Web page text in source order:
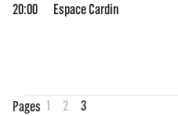
20:00 Espace Cardin
Pages 1 2
3